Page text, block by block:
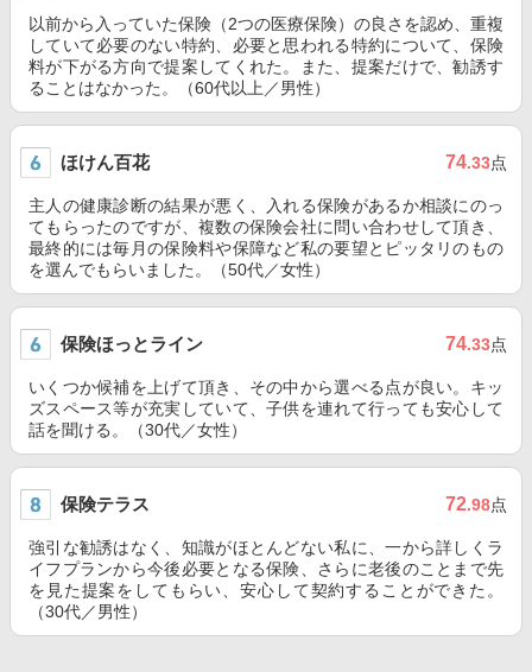
以前から入っていた保険（2つの医療保険）の良さを認め、重複
していて必要のない特約、必要と思われる特約について、保険
料が下がる方向で提案してくれた。また、提案だけで、勧誘す
ることはなかった。（60代以上／男性）
ほけん百花 74.33点
主人の健康診断の結果が悪く、入れる保険があるか相談にのっ
てもらったのですが、複数の保険会社に問い合わせして頂き、
最終的には毎月の保険料や保障など私の要望とピッタリのもの
を選んでもらいました。（50代／女性）
保険ほっとライン 74.33点
いくつか候補を上げて頂き、その中から選べる点が良い。キッ
ズスペース等が充実していて、子供を連れて行っても安心して
話を聞ける。（30代／女性）
保険テラス 72.98点
強引な勧誘はなく、知識がほとんどない私に、一から詳しくラ
イフプランから今後必要となる保険、さらに老後のことまで先
を見た提案をしてもらい、安心して契約することができた。
（30代／男性）